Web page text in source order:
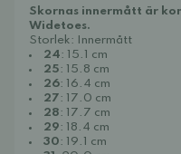
Skornas innermått är
Widetoes.
Storlek: Innermått
24: 15.1 cm
25: 15.8 cm
26: 16.4 cm
27: 17.0 cm
28: 17.7 cm
29: 18.4 cm
30: 19.1 cm